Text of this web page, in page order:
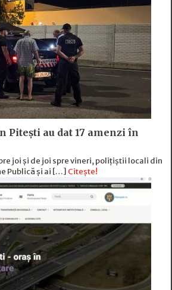
au dat 17 amenzi în
joi și de joi spre vineri, polițiștii locali din
Publică și ai […] Citește!